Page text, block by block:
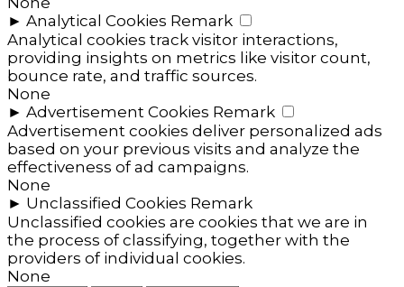
► Analytical Cookies Remark
Analytical cookies track visitor interactions,
providing insights on metrics like visitor count,
bounce rate, and traffic sources.
None
► Advertisement Cookies Remark
Advertisement cookies deliver personalized ads
based on your previous visits and analyze the
effectiveness of ad campaigns.
None
► Unclassified Cookies Remark
Unclassified cookies are cookies that we are in
the process of classifying, together with the
providers of individual cookies.
None